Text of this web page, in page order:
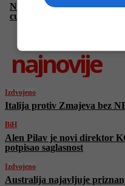
Naređena evakuacija više
cunamija
najnovije
Izdvojeno
Italija protiv Zmajeva bez
BiH
Alen Pilav je novi direktor
potpisao saglasnost
Izdvojeno
Australija najavljuje